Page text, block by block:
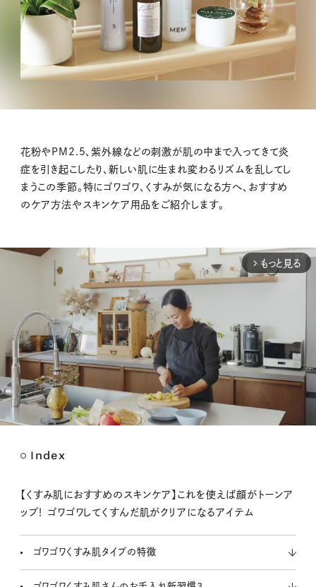
花粉やPM2.5、紫外線などの刺激が肌の中まで入ってきて炎
症を引き起こしたり、新しい肌に生まれ変わるリズムを乱してし
まうこの季節。特にゴワゴワ、くすみが気になる方へ、おすすめ
のケア方法やスキンケア用品をご紹介します。
arrow_forward_ios もっと見る
t
Index
【くすみ肌におすすめのスキンケア】これを使えば顔がトーンア
ップ！ ゴワゴワしてくすんだ肌がクリアになるアイテム
ゴワゴワくすみ肌タイプの特徴